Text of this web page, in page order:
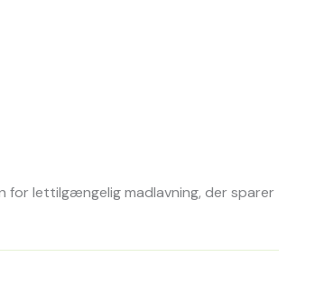
for lettilgængelig madlavning, der sparer